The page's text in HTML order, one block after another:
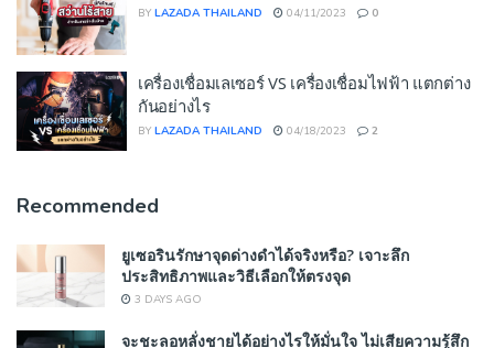
BY LAZADA THAILAND 04/11/2023 0
เครื่องเชื่อมเลเซอร์ VS เครื่องเชื่อมไฟฟ้า แตกต่าง
กันอย่างไร
BY LAZADA THAILAND 04/18/2023 2
Recommended
ยูเซอรินรักษาจุดด่างดำได้จริงหรือ? เจาะลึก
ประสิทธิภาพและวิธีเลือกให้ตรงจุด
3 DAYS AGO
จะชะลอหลั่งชายได้อย่างไรให้มั่นใจ ไม่เสียความรู้สึก